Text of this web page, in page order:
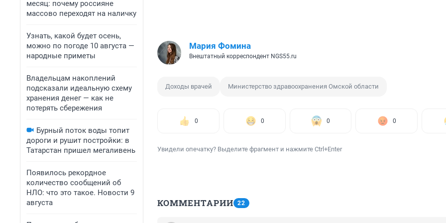
месяц: почему россияне
массово переходят на наличку
Узнать, какой будет осень,
можно по погоде 10 августа —
народные приметы
Владельцам накоплений
подсказали идеальную схему
хранения денег — как не
потерять сбережения
Бурный поток воды топит
дороги и рушит постройки: в
Татарстан пришел мегаливень
Появилось рекордное
количество сообщений об
НЛО: что это такое. Новости 9
августа
Мария Фомина
Внештатный корреспондент NGS55.ru
Доходы врачей Министерство здравоохранения Омской области
0 0 0 0
Увидели опечатку? Выделите фрагмент и нажмите Ctrl+Enter
КОММЕНТАРИИ 22